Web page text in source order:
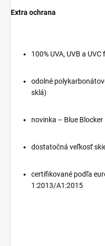
Extra ochrana
100% UVA, UVB a
odolné
sklá)
novinka – Blue
dostatočná veľkosť
certifikované podľa
1:2013/A1:2015